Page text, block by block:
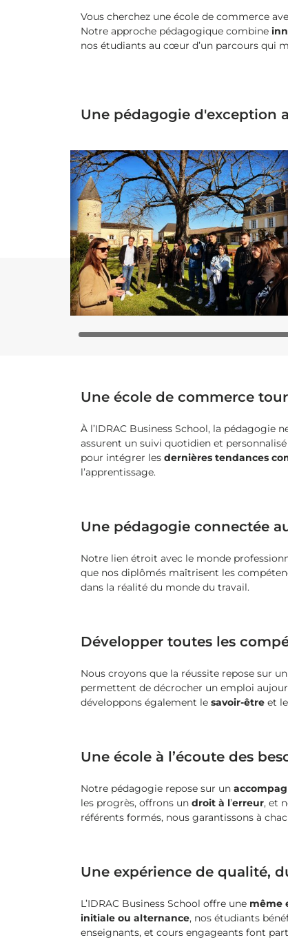
Vous cherchez une école de commerce
Notre approche pédagogique combine
nos étudiants au cœur d’un parcours qui
Une pédagogie d'exception
Une école de commerce
À l’IDRAC Business School, la pédagogie
assurent un suivi quotidien et
pour intégrer les dernières tendances
l’apprentissage.
Une pédagogie connectée
Notre lien étroit avec le monde
que nos diplômés maîtrisent les
dans la réalité du monde du travail.
Développer toutes les
Nous croyons que la réussite repose sur
permettent de décrocher un emploi
développons également le savoir-être et le
Une école à l’écoute des
Notre pédagogie repose sur un
les progrès, offrons un droit à l’erreur, et
référents formés, nous garantissons à
Une expérience de qualité,
L’IDRAC Business School offre une même
initiale ou alternance, nos étudiants
enseignants, et cours engageants font